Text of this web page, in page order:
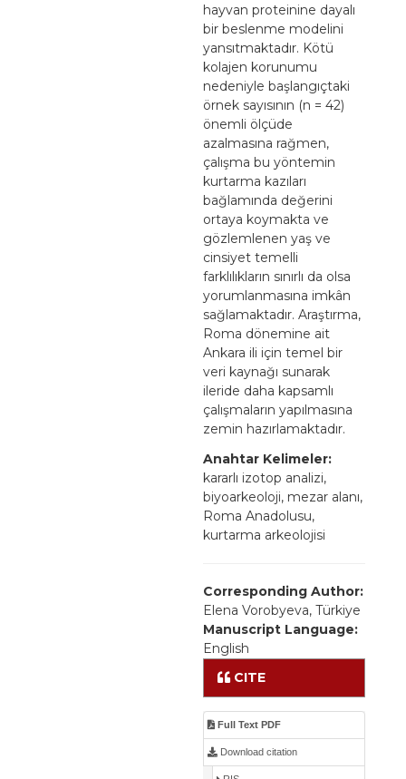
hayvan proteinine dayalı
bir beslenme modelini
yansıtmaktadır. Kötü
kolajen korunumu
nedeniyle başlangıçtaki
örnek sayısının (n = 42)
önemli ölçüde
azalmasına rağmen,
çalışma bu yöntemin
kurtarma kazıları
bağlamında değerini
ortaya koymakta ve
gözlemlenen yaş ve
cinsiyet temelli
farklılıkların sınırlı da olsa
yorumlanmasına imkân
sağlamaktadır. Araştırma,
Roma dönemine ait
Ankara ili için temel bir
veri kaynağı sunarak
ileride daha kapsamlı
çalışmaların yapılmasına
zemin hazırlamaktadır.
Anahtar Kelimeler:
kararlı izotop analizi,
biyoarkeoloji, mezar alanı,
Roma Anadolusu,
kurtarma arkeolojisi
Corresponding Author:
Elena Vorobyeva, Türkiye
Manuscript Language:
English
CITE
Full Text PDF
Download citation